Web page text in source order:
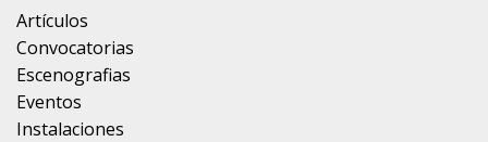
Artículos
Convocatorias
Escenografias
Eventos
Instalaciones